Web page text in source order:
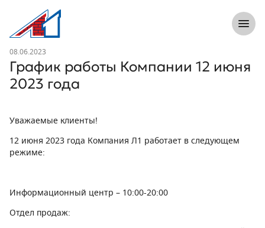
Л1 Строительная компания №1
Новость
08.06.2023
График работы Компании 12 июня
2023 года
Уважаемые клиенты!
12 июня 2023 года Компания Л1 работает в следующем
режиме:
Информационный центр – 10:00-20:00
Отдел продаж: